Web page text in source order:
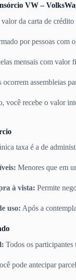
VW –
da carta de
por pessoas com
mensais com valor
ocorrem assembleias
você recebe o valor
taxa é a de
Menores que em
à vista: Permite
uso: Após a
Todos os participantes
pode antecipar